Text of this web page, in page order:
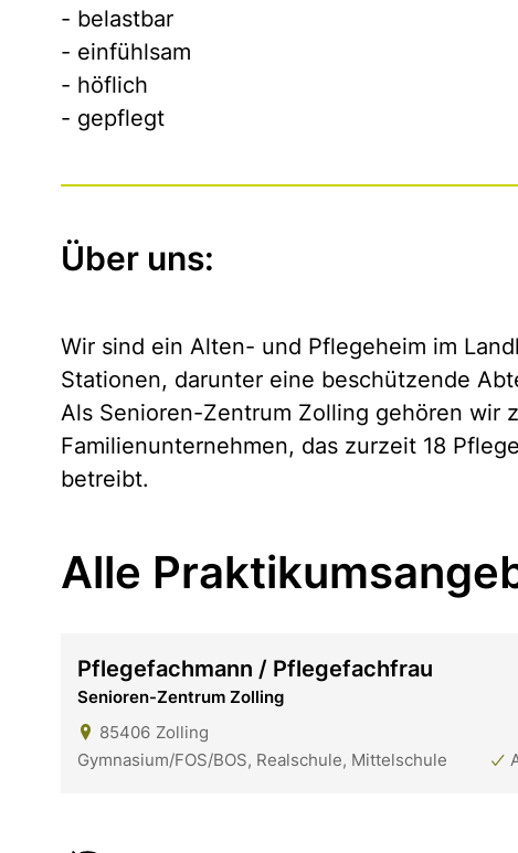
- belastbar
- einfühlsam
- höflich
- gepflegt
Über uns:
Wir sind ein Alten- und Pflegeheim im
Stationen, darunter eine beschützende
Als Senioren-Zentrum Zolling gehören wir
Familienunternehmen, das zurzeit 18
betreibt.
Alle
Pflegefachmann / Pflegefachfrau
Senioren-Zentrum Zolling
85406 Zolling
Gymnasium/FOS/BOS, Realschule, Mittelschule